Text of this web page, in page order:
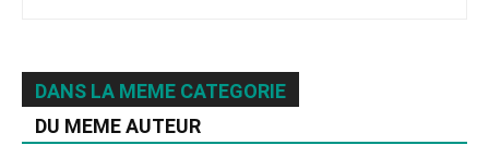
DANS LA MEME CATEGORIE
DU MEME AUTEUR